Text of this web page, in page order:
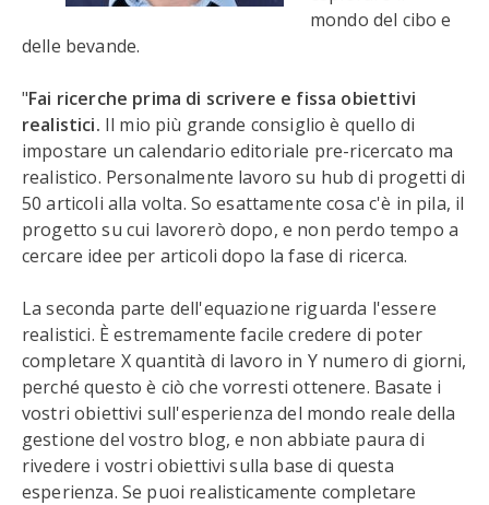
mondo del cibo e
delle bevande.
"Fai ricerche prima di scrivere e fissa obiettivi
realistici. Il mio più grande consiglio è quello di
impostare un calendario editoriale pre-ricercato ma
realistico. Personalmente lavoro su hub di progetti di
50 articoli alla volta. So esattamente cosa c'è in pila, il
progetto su cui lavorerò dopo, e non perdo tempo a
cercare idee per articoli dopo la fase di ricerca.
La seconda parte dell'equazione riguarda l'essere
realistici. È estremamente facile credere di poter
completare X quantità di lavoro in Y numero di giorni,
perché questo è ciò che vorresti ottenere. Basate i
vostri obiettivi sull'esperienza del mondo reale della
gestione del vostro blog, e non abbiate paura di
rivedere i vostri obiettivi sulla base di questa
esperienza. Se puoi realisticamente completare